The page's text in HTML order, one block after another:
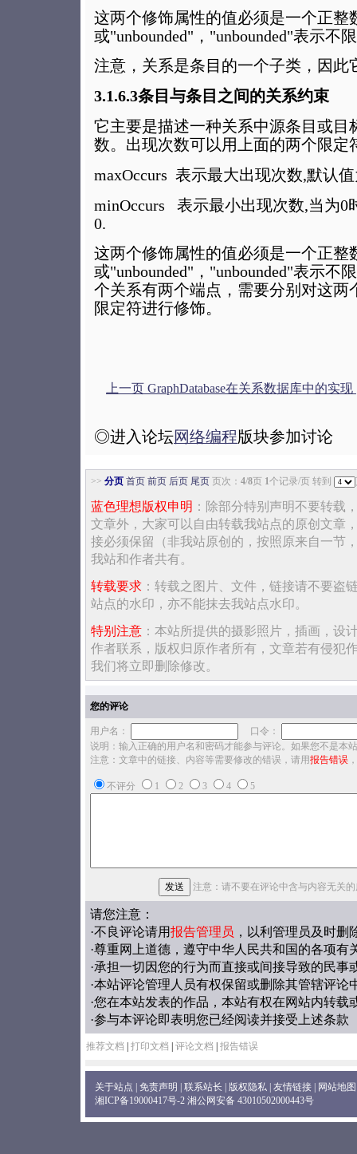
这两个修饰属性的值必须是一个正整
或"unbounded"，"unbounded"表示不
注意，关系是条目的一个子类，因此
3.1.6.3条目与条目之间的关系约束
它主要是描述一种关系中源条目或目
数。出现次数可以用上面的两个限定
maxOccurs 表示最大出现次数,默认值
minOccurs 表示最小出现次数,当为0
0.
这两个修饰属性的值必须是一个正整
或"unbounded"，"unbounded"表示不
个关系有两个端点，需要分别对这两
限定符进行修饰。
上一页 GraphDatabase在关系数据库中的实现
◎进入论坛网络编程版块参加讨论
>> 分页 首页 前页 后页 尾页 页次： 4/8页 1个记录/页 转到
蓝色理想版权申明 ：除部分特别声明不要转载
文章外，大家可以自由转载我站点的原创文章
接必须保留（非我站原创的，按照原来自一节
我站和作者共有。
转载要求 ：转载之图片、文件，链接请不要盗
站点的水印，亦不能抹去我站点水印。
特别注意 ：本站所提供的摄影照片，插画，设
作者联系，版权归原作者所有，文章若有侵犯
我们将立即删除修改。
您的评论
用户名：
口令：
说明：输入正确的用户名和密码才能参与评论。如果您不是本
注意：文章中的链接、内容等需要修改的错误，请用报告错误
不评分 1 2 3 4 5
注意：请不要在评论中含与内容无关
请您注意：
·不良评论请用报告管理员 ，以利管理员及时删
·尊重网上道德，遵守中华人民共和国的各项有
·承担一切因您的行为而直接或间接导致的民事
·本站评论管理人员有权保留或删除其管辖评论
·您在本站发表的作品，本站有权在网站内转载
·参与本评论即表明您已经阅读并接受上述条款
推荐文档 打印文档 评论文档 报告错误
关于站点 免责声明 联系站长 版权隐私 友情链接
网站地图
湘ICP备19000417号-2 湘公网安备 43010502000443号